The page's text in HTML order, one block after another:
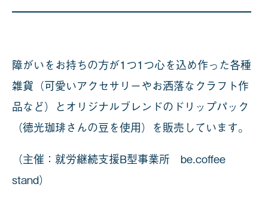
日
障がいをお持ちの方が1つ1つ心を込め作った各種
雑貨（可愛いアクセサリーやお洒落なクラフト作
品など）とオリジナルブレンドのドリップパック
（徳光珈琲さんの豆を使用）を販売しています。
（主催：就労継続支援B型事業所 be.coffee
stand）